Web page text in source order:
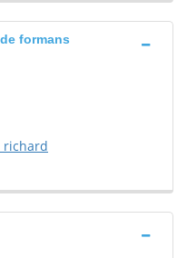
formans
richard